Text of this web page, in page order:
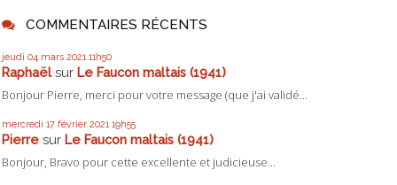
COMMENTAIRES RÉCENTS
jeudi 04 mars 2021 11h50
Raphaëlsur Le Faucon maltais (1941)
Bonjour Pierre, merci pour votre message (que j'ai validé...
mercredi 17 février 2021 19h55
Pierre sur Le Faucon maltais (1941)
Bonjour, Bravo pour cette excellente et judicieuse...